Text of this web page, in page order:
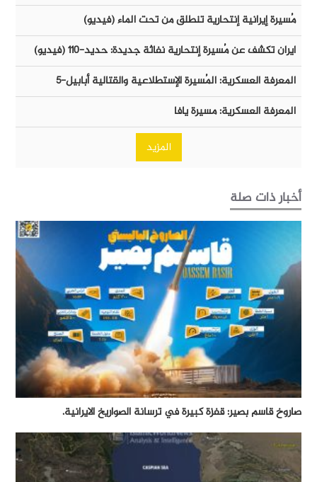
مُسيرة إيرانية إنتحارية تنطلق من تحت الماء (فيديو)
ايران تكشف عن مُسيرة إنتحارية نفاثة جديدة: حديد-١١٠ (فيديو)
المعرفة العسكرية: المُسيرة الإستطلاعية والقتالية أبابيل-٥
المعرفة العسكرية: مسيرة يافا
المزيد
أخبار ذات صلة
صاروخ قاسم بصير: قفزة كبيرة في ترسانة الصواريخ الايرانية.